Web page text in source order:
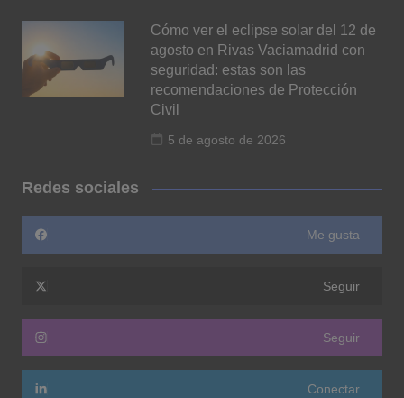
Cómo ver el eclipse solar del 12 de
agosto en Rivas Vaciamadrid con
seguridad: estas son las
recomendaciones de Protección
Civil
5 de agosto de 2026
Redes sociales
Me gusta
Seguir
Seguir
Conectar